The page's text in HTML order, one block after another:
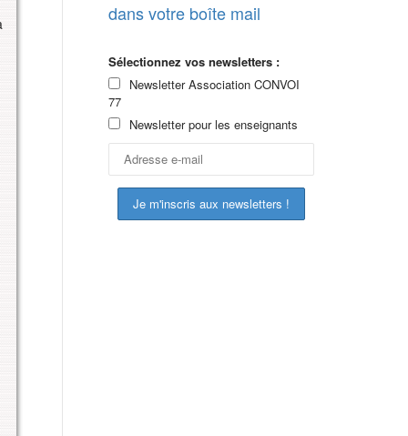
dans votre boîte mail
Sélectionnez vos newsletters :
Newsletter Association CONVOI
77
Newsletter pour les enseignants